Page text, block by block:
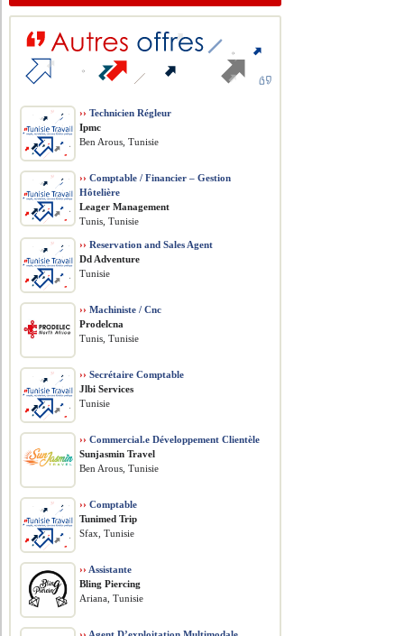
›› Technicien Régleur
Ipmc
Ben Arous, Tunisie
›› Comptable / Financier – Gestion
Hôtelière
Leager Management
Tunis, Tunisie
›› Reservation and Sales Agent
Dd Adventure
Tunisie
›› Machiniste / Cnc
Prodelcna
Tunis, Tunisie
›› Secrétaire Comptable
Jlbi Services
Tunisie
›› Commercial.e Développement Clientèle
Sunjasmin Travel
Ben Arous, Tunisie
›› Comptable
Tunimed Trip
Sfax, Tunisie
›› Assistante
Bling Piercing
Ariana, Tunisie